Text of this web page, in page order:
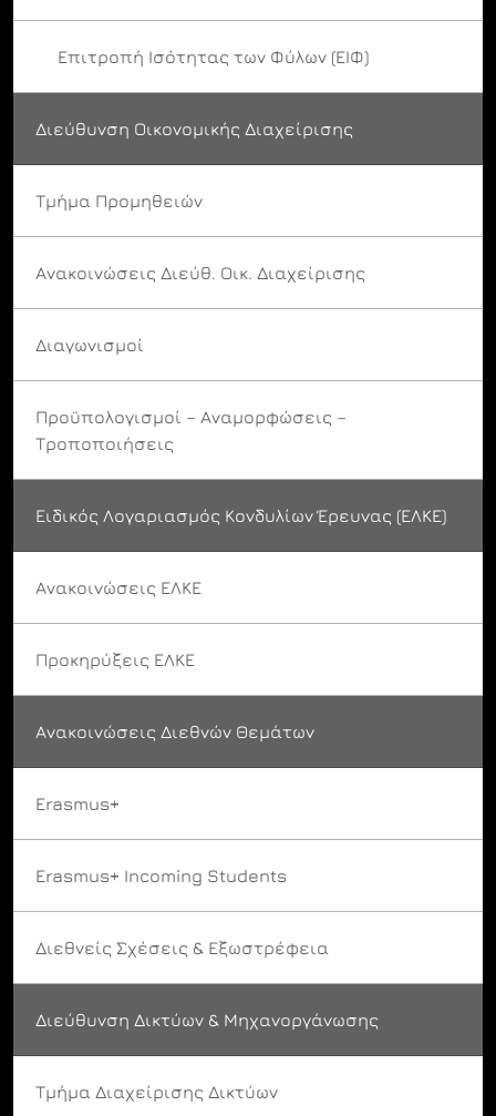
Επιτροπή Ισότητας των Φύλων (ΕΙΦ)
Διεύθυνση Οικονομικής Διαχείρισης
Τμήμα Προμηθειών
Ανακοινώσεις Διεύθ. Οικ. Διαχείρισης
Διαγωνισμοί
Προϋπολογισμοί – Αναμορφώσεις –
Τροποποιήσεις
Ειδικός Λογαριασμός Κονδυλίων Έρευνας (ΕΛΚΕ)
Ανακοινώσεις ΕΛΚΕ
Προκηρύξεις ΕΛΚΕ
Ανακοινώσεις Διεθνών Θεμάτων
Erasmus+
Erasmus+ Incoming Students
Διεθνείς Σχέσεις & Εξωστρέφεια
Διεύθυνση Δικτύων & Μηχανοργάνωσης
Τμήμα Διαχείρισης Δικτύων